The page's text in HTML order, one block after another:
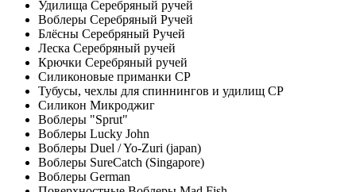
Удилища Серебряный ручей
Воблеры Серебряный Ручей
Блёсны Серебряный Ручей
Леска Серебряный ручей
Крючки Серебряный ручей
Силиконовые приманки СР
Тубусы, чехлы для спиннингов и удилищ СР
Силикон Микроджиг
Воблеры "Sprut"
Воблеры Lucky John
Воблеры Duel / Yo-Zuri (japan)
Воблеры SureCatch (Singapore)
Воблеры German